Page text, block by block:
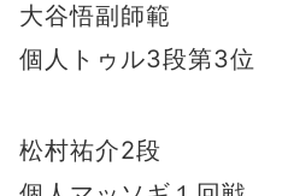
大谷悟副師範
個人トゥル3段第3位
松村祐介2段